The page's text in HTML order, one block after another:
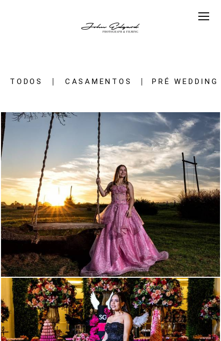
TODOS CASAMENTOS PRÉ WEDDING
21 0